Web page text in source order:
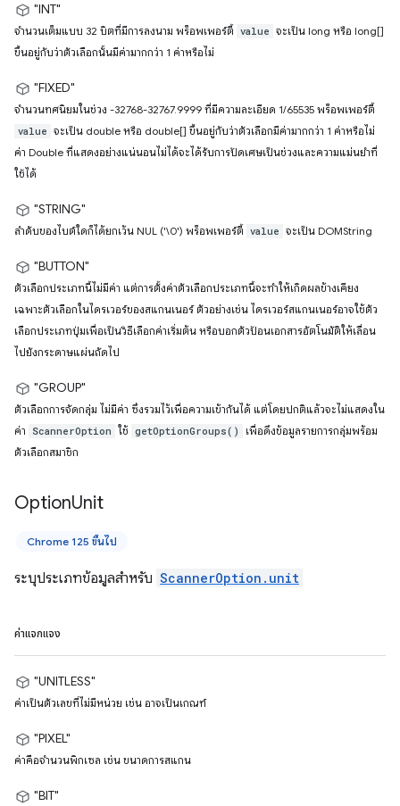
"INT"
จำนวนเต็มแบบ 32 บิตที่มีการลงนาม พร็อพเพอร์ตี้ value จะเป็น long หรือ long[]
ขึ้นอยู่กับว่าตัวเลือกนั้นมีค่ามากกว่า 1 ค่าหรือไม่
"FIXED"
จำนวนทศนิยมในช่วง -32768-32767.9999 ที่มีความละเอียด 1/65535 พร็อพเพอร์ตี้
value จะเป็น double หรือ double[] ขึ้นอยู่กับว่าตัวเลือกมีค่ามากกว่า 1 ค่าหรือไม่
ค่า Double ที่แสดงอย่างแน่นอนไม่ได้จะได้รับการปัดเศษเป็นช่วงและความแม่นยำที่
ใช้ได้
"STRING"
ลำดับของไบต์ใดก็ได้ยกเว้น NUL ('\0') พร็อพเพอร์ตี้ value จะเป็น DOMString
"BUTTON"
ตัวเลือกประเภทนี้ไม่มีค่า แต่การตั้งค่าตัวเลือกประเภทนี้จะทำให้เกิดผลข้างเคียง
เฉพาะตัวเลือกในไดรเวอร์ของสแกนเนอร์ ตัวอย่างเช่น ไดรเวอร์สแกนเนอร์อาจใช้ตัว
เลือกประเภทปุ่มเพื่อเป็นวิธีเลือกค่าเริ่มต้น หรือบอกตัวป้อนเอกสารอัตโนมัติให้เลื่อน
ไปยังกระดาษแผ่นถัดไป
"GROUP"
ตัวเลือกการจัดกลุ่ม ไม่มีค่า ซึ่งรวมไว้เพื่อความเข้ากันได้ แต่โดยปกติแล้วจะไม่แสดงใน
ค่า
ScannerOption ใช้ getOptionGroups()
เพื่อดึงข้อมูลรายการกลุ่มพร้อม
ตัวเลือกสมาชิก
OptionUnit
Chrome 125 ขึ้นไป
ระบุประเภทข้อมูลสำหรับ ScannerOption.unit
ค่าแจกแจง
"UNITLESS"
ค่าเป็นตัวเลขที่ไม่มีหน่วย เช่น อาจเป็นเกณฑ์
"PIXEL"
ค่าคือจำนวนพิกเซล เช่น ขนาดการสแกน
"BIT"